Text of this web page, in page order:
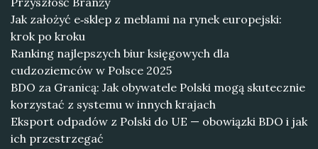
Jak założyć e‑sklep z meblami na rynek europejski:
krok po kroku
Ranking najlepszych biur księgowych dla
cudzoziemców w Polsce 2025
BDO za Granicą: Jak obywatele Polski mogą skutecznie
korzystać z systemu w innych krajach
Eksport odpadów z Polski do UE — obowiązki BDO i jak
ich przestrzegać